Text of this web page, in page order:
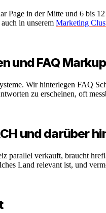
Page in der Mitte und 6 bis
in unserem Marketing
und FAQ
Wir hinterlegen FAQ
zu erscheinen, oft
und darüber
parallel verkauft, braucht
Land relevant ist, und